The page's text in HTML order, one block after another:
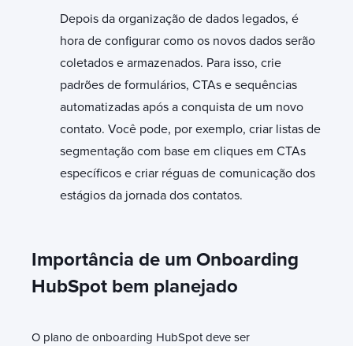
Depois da organização de dados legados, é
hora de configurar como os novos dados serão
coletados e armazenados. Para isso, crie
padrões de formulários, CTAs e sequências
automatizadas após a conquista de um novo
contato. Você pode, por exemplo, criar listas de
segmentação com base em cliques em CTAs
específicos e criar réguas de comunicação dos
estágios da jornada dos contatos.
Importância de um Onboarding
HubSpot bem planejado
O plano de onboarding HubSpot deve ser